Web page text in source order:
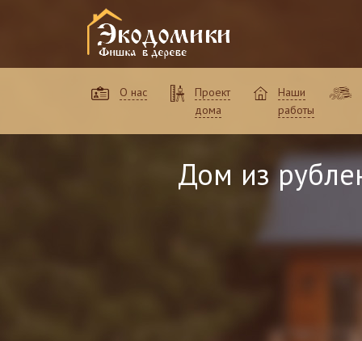
О нас
Проект
дома
Наши
работы
Дом из